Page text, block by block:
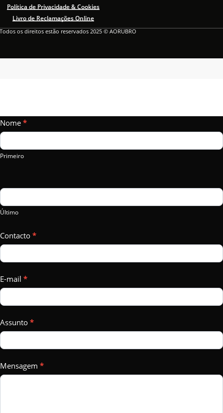
Política de Privacidade & Cookies
Livro de Reclamações Online
os direitos estão reservados 2025 © AORUBRO
Vamos
Falar?
Nome *
Primeiro
Último
Contacto *
E-mail *
Assunto *
Mensagem *
If
you
are
human,
this
blank.